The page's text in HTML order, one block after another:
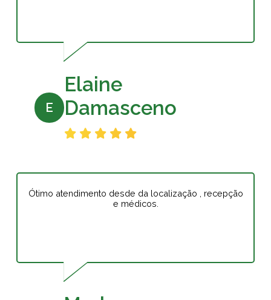
E
Elaine
Damasceno
Ótimo atendimento desde da localização , recepção
e médicos.